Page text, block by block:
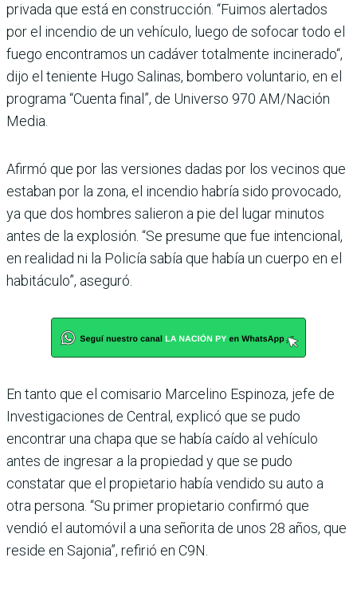
privada que está en construcción. “Fuimos alertados
por el incendio de un vehículo, luego de sofocar todo el
fuego encontramos un cadáver totalmente incinerado“,
dijo el teniente Hugo Salinas, bombero voluntario, en el
programa “Cuenta final”, de Universo 970 AM/Nación
Media.
Afirmó que por las versiones dadas por los vecinos que
estaban por la zona, el incendio habría sido provocado,
ya que dos hombres salieron a pie del lugar minutos
antes de la explosión. “Se presume que fue intencional,
en realidad ni la Policía sabía que había un cuerpo en el
habitáculo”, aseguró.
En tanto que el comisario Marcelino Espinoza, jefe de
Investigaciones de Central, explicó que se pudo
encontrar una chapa que se había caído al vehículo
antes de ingresar a la propiedad y que se pudo
constatar que el propietario había vendido su auto a
otra persona. “Su primer propietario confirmó que
vendió el automóvil a una señorita de unos 28 años, que
reside en Sajonia”, refirió en C9N.